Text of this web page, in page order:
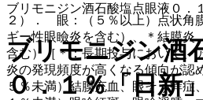
２）． 眼：（５％以上）点状角
ギー性眼瞼炎を含む）、＊結膜炎
含む）［＊：長期投与において、
炎の発現頻度が高くなる傾向が認
５％未満）結膜充血、眼そう痒症
ブリモニジン酒石酸塩点眼液０．
ブリモニジン酒
０．１％「日新